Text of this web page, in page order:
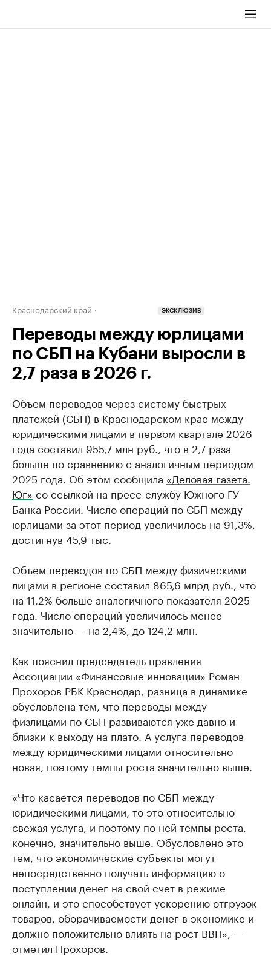
Краснодарский край ЭКСКЛЮЗИВ
Переводы между юрлицами
по СБП на Кубани выросли в
2,7 раза в 2026 г.
Объем переводов через систему быстрых
платежей (СБП) в Краснодарском крае между
юридическими лицами в первом квартале 2026
года составил 955,7 млн руб., что в 2,7 раза
больше по сравнению с аналогичным периодом
2025 года. Об этом сообщила «Деловая газета.
Юг» со ссылкой на пресс-службу Южного ГУ
Банка России. Число операций по СБП между
юрлицами за этот период увеличилось на 91,3%,
достигнув 45,9 тыс.
Объем переводов по СБП между физическими
лицами в регионе составил 865,6 млрд руб., что
на 11,2% больше аналогичного показателя 2025
года. Число операций увеличилось менее
значительно — на 2,4%, до 124,2 млн.
Как пояснил председатель правления
Ассоциации «Финансовые инновации» Роман
Прохоров РБК Краснодар, разница в динамике
обусловлена тем, что переводы между
физлицами по СБП развиваются уже давно и
близки к выходу на плато. А услуга переводов
между юридическими лицами относительно
новая, поэтому темпы роста значительно выше.
«Что касается переводов по СБП между
юридическими лицами, то это относительно
свежая услуга, и поэтому по ней темпы роста,
конечно, значительно выше. Обусловлено это
тем, что экономические субъекты могут
непосредственно получать информацию о
поступлении денег на свой счет в режиме
онлайн, и это способствует ускорению отгрузок
товаров, оборачиваемости денег в экономике и
должно положительно влиять на рост ВВП», —
отметил Прохоров.